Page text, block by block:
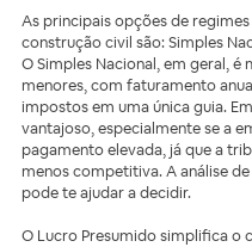
As principais opções de
construção civil são: Simples
O Simples Nacional, em geral,
menores, com faturamento
impostos em uma única guia.
vantajoso, especialmente se a
pagamento elevada, já que a
menos competitiva. A análise
pode te ajudar a decidir.
O Lucro Presumido simplifica o